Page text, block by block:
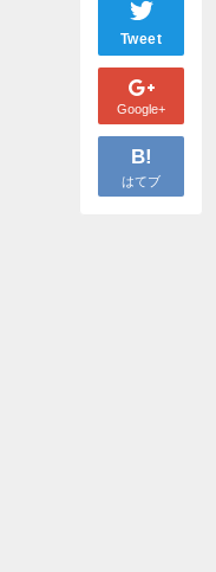
Tweet
Google+
B!
はてブ